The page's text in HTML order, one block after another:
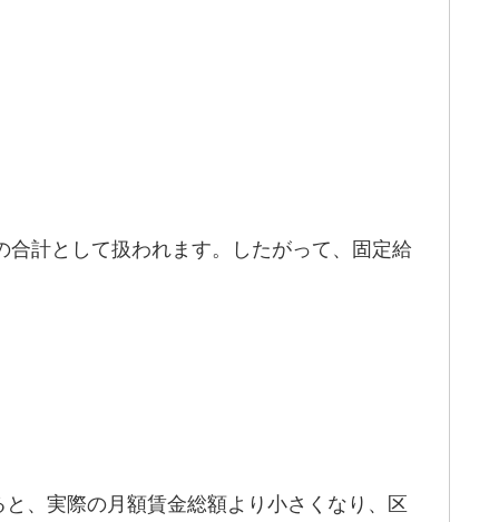
合計として扱われます。したがって、固定給
、実際の月額賃金総額より小さくなり、区